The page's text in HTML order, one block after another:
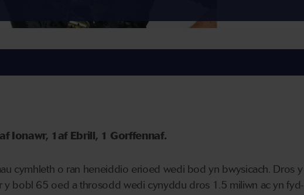
Ionawr, 1af Ebrill, 1 Gorffennaf.
cymhleth o ran heneiddio erioed wedi bod yn bwysicach. Dros y
y bobl 65 oed a throsodd wedi cynyddu dros 1.5 miliwn ac yn fyd-